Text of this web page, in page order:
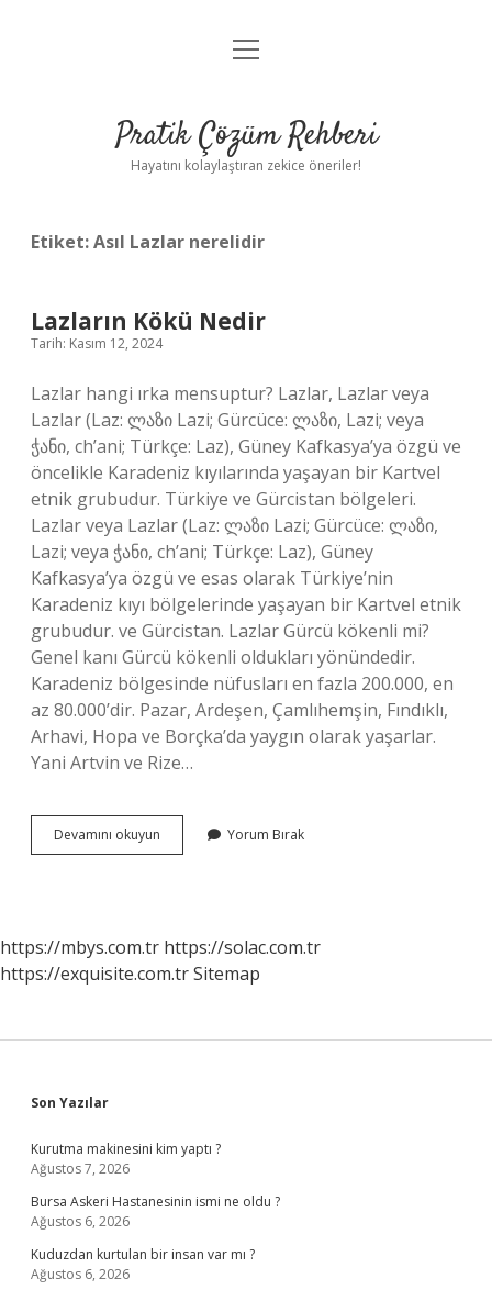
Anasayfa
Yasal Uyarı
menüyü
Pratik Çözüm Rehberi
Hayatını kolaylaştıran zekice öneriler!
Etiket:Asıl Lazlar nerelidir
Lazların Kökü Nedir
Tarih: Kasım 12, 2024
Lazlar hangi ırka mensuptur? Lazlar, Lazlar veya
Lazlar (Laz: ლაზი Lazi; Gürcüce: ლაზი, Lazi; veya
ჭანი, ch’ani; Türkçe: Laz), Güney Kafkasya’ya özgü ve
öncelikle Karadeniz kıyılarında yaşayan bir Kartvel
etnik grubudur. Türkiye ve Gürcistan bölgeleri.
Lazlar veya Lazlar (Laz: ლაზი Lazi; Gürcüce: ლაზი,
Lazi; veya ჭანი, ch’ani; Türkçe: Laz), Güney
Kafkasya’ya özgü ve esas olarak Türkiye’nin
Karadeniz kıyı bölgelerinde yaşayan bir Kartvel etnik
grubudur. ve Gürcistan. Lazlar Gürcü kökenli mi?
Genel kanı Gürcü kökenli oldukları yönündedir.
Karadeniz bölgesinde nüfusları en fazla 200.000, en
az 80.000’dir. Pazar, Ardeşen, Çamlıhemşin, Fındıklı,
Arhavi, Hopa ve Borçka’da yaygın olarak yaşarlar.
Yani Artvin ve Rize…
Devamını okuyun
Kökü
Yorum Bırak
https://mbys.com.tr https://solac.com.tr
https://exquisite.com.trSitemap
Sidebar
Son Yazılar
Kurutma makinesini kim yaptı ?
Ağustos 7, 2026
Bursa Askeri Hastanesinin ismi ne oldu ?
Ağustos 6, 2026
Kuduzdan kurtulan bir insan var mı ?
Ağustos 6, 2026